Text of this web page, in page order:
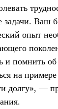
Ваш
опыт
и помнить
на
долгу», —